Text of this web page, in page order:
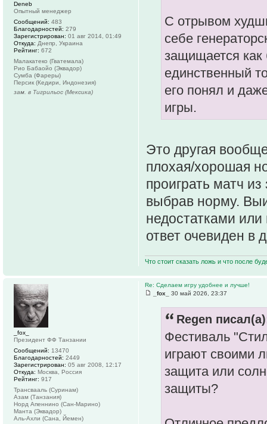
С отрывом
себе
защищается как
единственный
его понял и
игры.
Это другая
плохая/хорошая
проиграть матч
выбрав норму.
недостатками
ответ очевиден в
Что стоит сказать ложь и что после
Deneb
Опытный менеджер
Сообщений: 483
Благодарностей: 279
Зарегистрирован: 01 авг 2014, 01:49
Откуда: Днепр, Украина
Рейтинг: 672
Малакатеко (Гватемала)
Рио Бабаойо (Эквадор)
Сумба (Фареры)
Персик (Кедири, Индонезия)
зам. в Тигрильос (Мексика)
Re: Сделаем игру удобнее и лучше!
_fox_
30 май 2026, 23:37
Regen
Фестиваль
играют своими
защита или
защиты?
_fox_
Президент ФФ Танзании
Сообщений: 13470
Благодарностей: 2449
Зарегистрирован: 05 авг 2008, 12:17
Откуда: Москва, Россия
Рейтинг: 917
Трансвааль (Суринам)
Азам (Танзания)
Норд Апеннино (Сан-Марино)
Манта (Эквадор)
Аль-Ахли (Сана, Йемен)